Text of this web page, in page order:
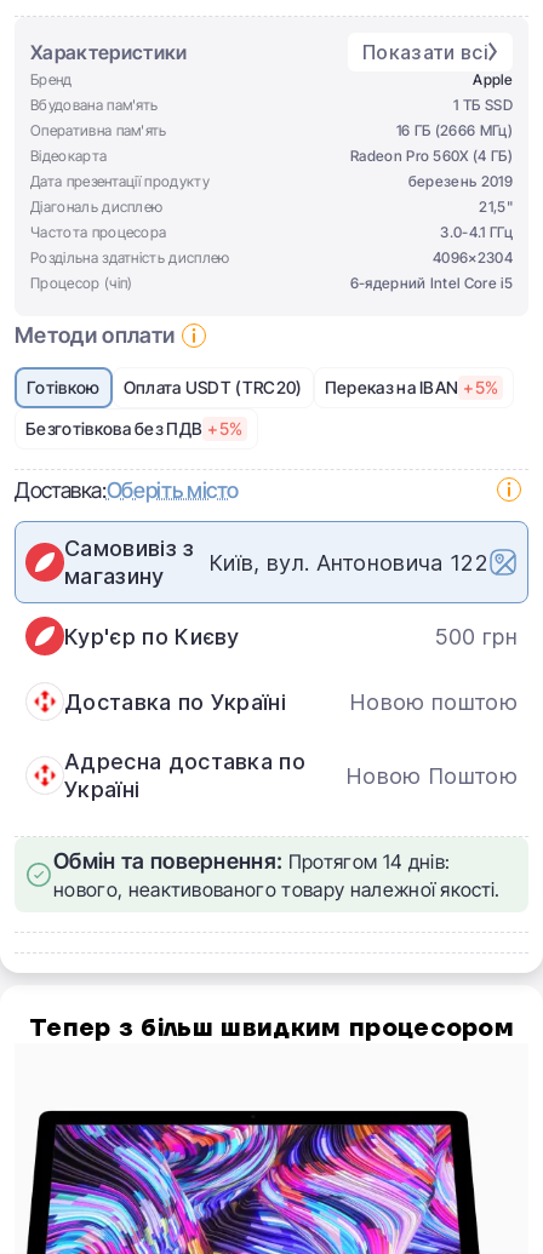
Характеристики Показати всі
Бренд
Apple
Вбудована пам'ять
1 ТБ SSD
Оперативна пам'ять
16 ГБ (2666 МГц)
Відеокарта
Radeon Pro 560X (4 ГБ)
Дата презентації продукту
березень 2019
Діагональ дисплею
21,5"
Частота процесора
3.0-4.1 ГГц
Роздільна здатність дисплею
4096×2304
Процесор (чіп)
6-ядерний Intel Core i5
Методи оплати
Готівкою Оплата USDT (TRC20) Переказ на IBAN +5%
Безготівкова без ПДВ +5%
Доставка:Оберіть місто
Самовивіз з
магазину
Київ, вул. Антоновича 122
Кур'єр по Києву 500 грн
Доставка по Україні Новою поштою
Адресна доставка по
Україні
Новою Поштою
Обмін та повернення: Протягом 14 днів:
нового, неактивованого товару належної якості.
Тепер з більш швидким процесором